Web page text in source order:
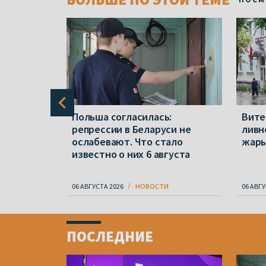
Польша согласилась:
репрессии в Беларуси не
ослабевают. Что стало
известно о них 6 августа
06 АВГУСТА 2026 НОВОСТИ 06
ПОСЛЕДНИЕ